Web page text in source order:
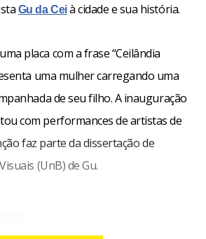
Gu da Ceià cidade e sua história.
placa com a frase “Ceilândia
uma mulher carregando uma
de seu filho. A inauguração
com performances de artistas de
faz parte da dissertação de
(UnB) de Gu.